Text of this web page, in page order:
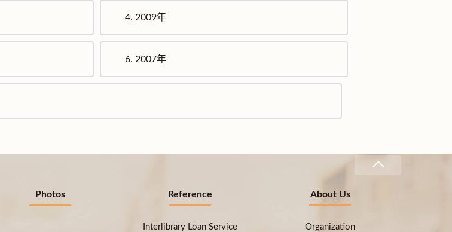
4. 2009年
6. 2007年
Photos Reference
Interlibrary Loan Service
About Us
Organization